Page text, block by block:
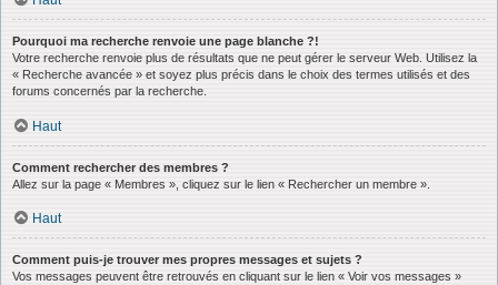
Pourquoi ma recherche renvoie une page blanche ?!
Votre recherche renvoie plus de résultats que ne peut gérer le serveur Web. Utilisez la
« Recherche avancée » et soyez plus précis dans le choix des termes utilisés et des
forums concernés par la recherche.
Haut
Comment rechercher des membres ?
Allez sur la page « Membres », cliquez sur le lien « Rechercher un membre ».
Haut
Comment puis-je trouver mes propres messages et sujets ?
Vos messages peuvent être retrouvés en cliquant sur le lien « Voir vos messages »